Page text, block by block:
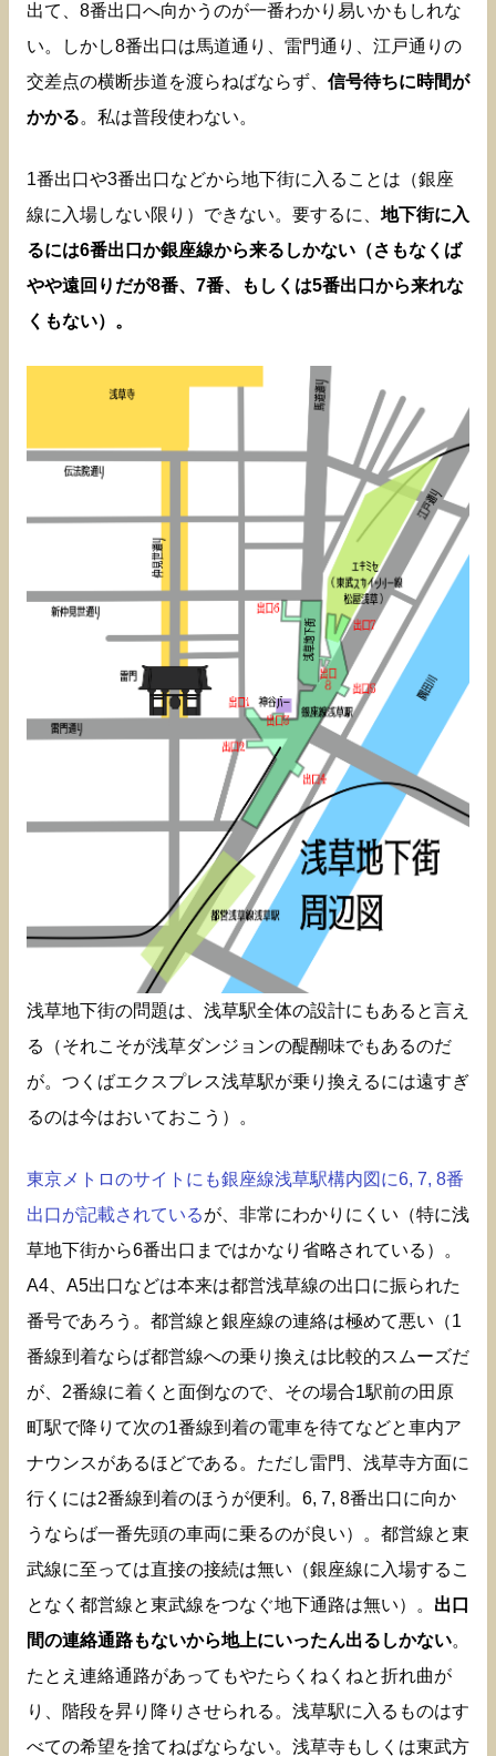
出て、8番出口へ向かうのが一番わかり易いかもしれな
い。しかし8番出口は馬道通り、雷門通り、江戸通りの
交差点の横断歩道を渡らねばならず、 信号待ちに時間が
かかる。私は普段使わない。
1番出口や3番出口などから地下街に入ることは（銀座
線に入場しない限り）できない。要するに、 地下街に入
るには6番出口か銀座線から来るしかない（さもなくば
やや遠回りだが8番、7番、もしくは5番出口から来れな
くもない）。
浅草地下街の問題は、浅草駅全体の設計にもあると言え
る（それこそが浅草ダンジョンの醍醐味でもあるのだ
が。つくばエクスプレス浅草駅が乗り換えるには遠すぎ
るのは今はおいておこう）。
東京メトロのサイトにも銀座線浅草駅構内図に6, 7, 8番
出口が記載されているが、非常にわかりにくい（特に浅
草地下街から6番出口まではかなり省略されている）。
A4、A5出口などは本来は都営浅草線の出口に振られた
番号であろう。都営線と銀座線の連絡は極めて悪い（1
番線到着ならば都営線への乗り換えは比較的スムーズだ
が、2番線に着くと面倒なので、その場合1駅前の田原
町駅で降りて次の1番線到着の電車を待てなどと車内ア
ナウンスがあるほどである。ただし雷門、浅草寺方面に
行くには2番線到着のほうが便利。6, 7, 8番出口に向か
うならば一番先頭の車両に乗るのが良い）。都営線と東
武線に至っては直接の接続は無い（銀座線に入場するこ
となく都営線と東武線をつなぐ地下通路は無い）。 出口
間の連絡通路もないから地上にいったん出るしかない。
たとえ連絡通路があってもやたらくねくねと折れ曲が
り、階段を昇り降りさせられる。浅草駅に入るものはす
べての希望を捨てねばならない。浅草寺もしくは東武方